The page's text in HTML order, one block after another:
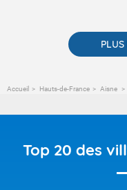
Accueil Hauts-de-France Aisne
Top 20 des